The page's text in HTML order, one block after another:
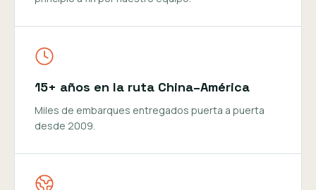
15+ años en la ruta China–América
Miles de embarques entregados puerta a puerta
desde 2009.